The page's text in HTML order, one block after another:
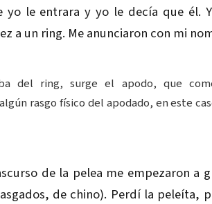
yo le entrara y yo le decía que él.
a un ring. Me anunciaron con mi
del ring, surge el apodo, que
rasgo físico del apodado, en este
de la pelea me empezaron a
de chino). Perdí la peleíta,